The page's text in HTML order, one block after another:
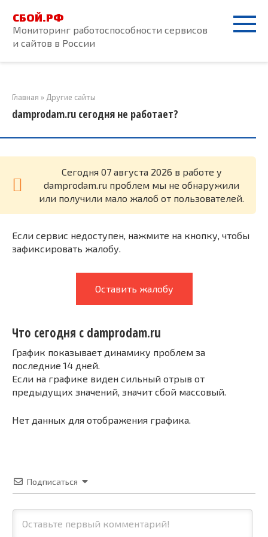
контенту
СБОЙ.РФ
Мониторинг работоспособности сервисов
и сайтов в России
Главная » Другие сайты
damprodam.ru сегодня не работает?
Cегодня 07 августа 2026 в работе у
damprodam.ru проблем мы не обнаружили
или получили мало жалоб от пользователей.
Если сервис недоступен, нажмите на кнопку, чтобы
зафиксировать жалобу.
Оставить жалобу
Что сегодня с damprodam.ru
График показывает динамику проблем за
последние 14 дней.
Если на графике виден сильный отрыв от
предыдущих значений, значит сбой массовый.
Нет данных для отображения графика.
Подписаться